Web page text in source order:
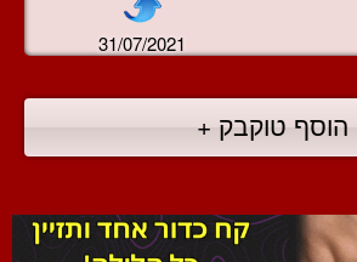
31/07/2021
הוסף טוקבק +